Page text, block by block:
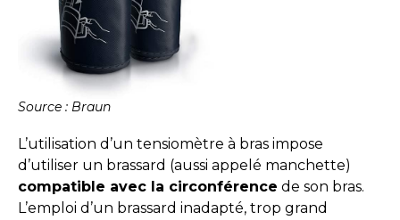
Source : Braun
L’utilisation d’un tensiomètre à bras impose
d’utiliser un brassard (aussi appelé manchette)
compatible avec la circonférence de son bras.
L’emploi d’un brassard inadapté, trop grand